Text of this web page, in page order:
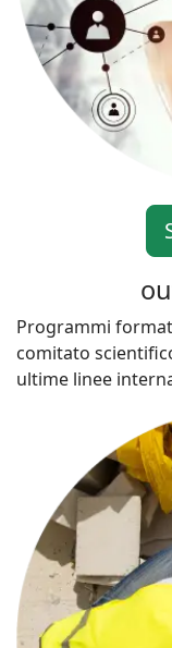
Programmi
comitato
ultime linee